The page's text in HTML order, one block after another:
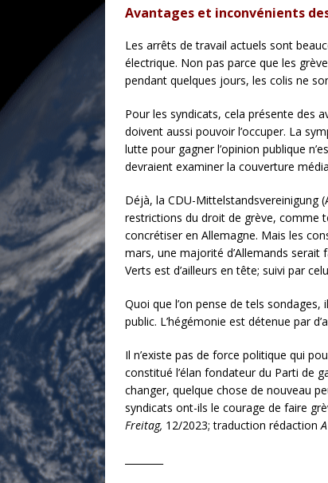
Avantages et inconvénients
Les arrêts de travail actuels sont
électrique. Non pas parce que les
pendant quelques jours, les colis ne
Pour les syndicats, cela présente des
doivent aussi pouvoir l’occuper. La
lutte pour gagner l’opinion publique
devraient examiner la couverture
Déjà, la CDU-Mittelstandsvereinigung
restrictions du droit de grève, comme
concrétiser en Allemagne. Mais les
mars, une majorité d’Allemands
Verts est d’ailleurs en tête; suivi par
Quoi que l’on pense de tels
public. L’hégémonie est détenue par
Il n’existe pas de force politique qui
constitué l’élan fondateur du Parti de
changer, quelque chose de nouveau
syndicats ont-ils le courage de faire
Freitag, 12/2023; traduction rédaction